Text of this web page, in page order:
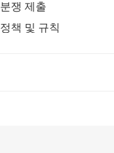
분쟁 제출
정책 및 규칙